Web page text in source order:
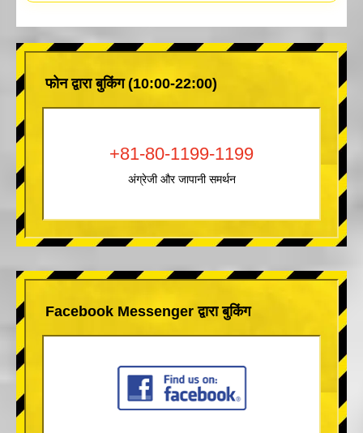
फोन द्वारा बुकिंग (10:00-22:00)
+81-80-1199-1199
अंग्रेजी और जापानी समर्थन
Facebook Messenger द्वारा बुकिंग